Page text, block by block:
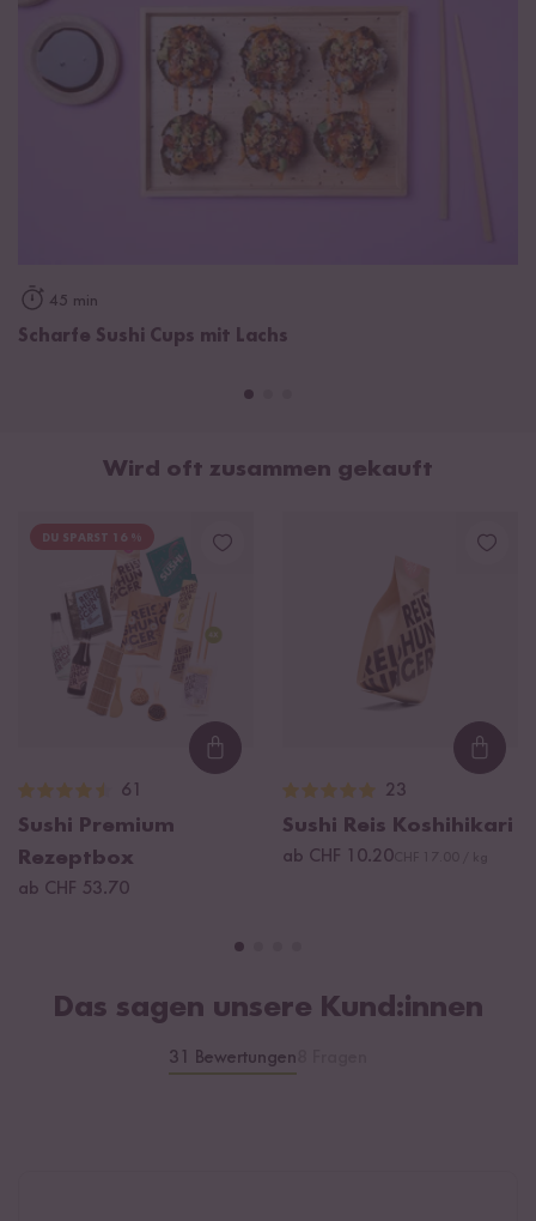
45 min
Scharfe Sushi Cups mit Lachs
Wird oft zusammen gekauft
DU SPARST 16 %
Loading...
61
Sushi Premium
Rezeptbox
ab CHF 53.70
23
Sushi Reis Koshihikari
ab CHF 10.20
Das sagen unsere Kund:innen
31 Bewertungen